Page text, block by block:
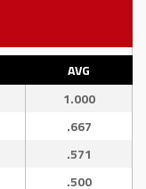
AVG
1.000
.667
.571
.500